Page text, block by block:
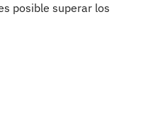
posible superar los